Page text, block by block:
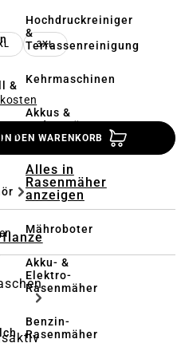
&
&
Hochdruckreiniger
&
Terrassenreinigung
Kehrmaschinen
Akkus &
Ladegeräte
Alles in
Rasenmäher
anzeigen
Mähroboter
Akku- &
Elektro-
Rasenmäher
Benzin-
Rasenmäher
3XL
IN DEN WARENKORB